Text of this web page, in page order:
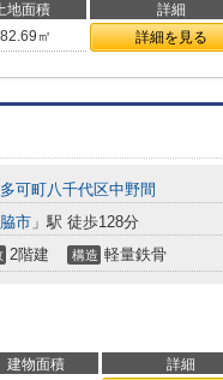
地面積 詳細
㎡ 詳細を見る
可町八千代区中野間
市 」駅 徒歩128分
2階建 構造 軽量鉄骨
建物面積 詳細